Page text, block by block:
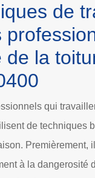
de
de la
qui
de techniques
Premièrement,
à la dangerosité